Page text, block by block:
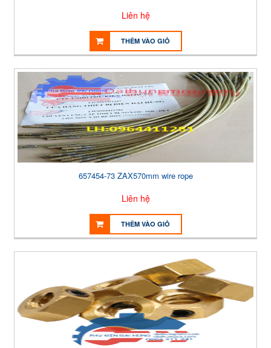
Liên hệ
THÊM VÀO GIỎ
657454-73 ZAX570mm wire rope
Liên hệ
THÊM VÀO GIỎ